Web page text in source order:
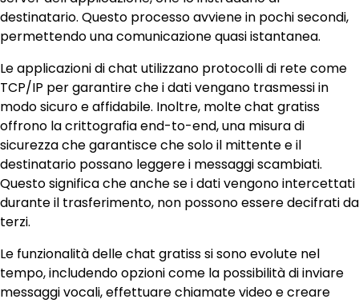
destinatario. Questo processo avviene in pochi secondi,
permettendo una comunicazione quasi istantanea.
Le applicazioni di chat utilizzano protocolli di rete come
TCP/IP per garantire che i dati vengano trasmessi in
modo sicuro e affidabile. Inoltre, molte chat gratiss
offrono la crittografia end-to-end, una misura di
sicurezza che garantisce che solo il mittente e il
destinatario possano leggere i messaggi scambiati.
Questo significa che anche se i dati vengono intercettati
durante il trasferimento, non possono essere decifrati da
terzi.
Le funzionalità delle chat gratiss si sono evolute nel
tempo, includendo opzioni come la possibilità di inviare
messaggi vocali, effettuare chiamate video e creare